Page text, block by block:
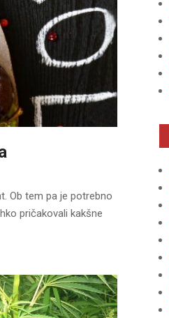
Ob tem pa je potrebno
pričakovali kakšne